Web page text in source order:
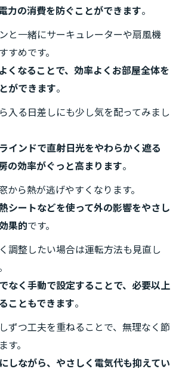
力の消費を防ぐことができます。
と一緒にサーキュレーターや扇風機
すめです。
くなることで、効率よくお部屋全体を
ができます。
入る日差しにも少し気を配ってみまし
インドで直射日光をやわらかく遮る
の効率がぐっと高まります。
から熱が逃げやすくなります。
シートなどを使って外の影響をやさし
果的です。
調整したい場合は運転方法も見直し
なく手動で設定することで、必要以上
こともできます。
ずつ工夫を重ねることで、無理なく節
す。
しながら、やさしく電気代も抑えてい